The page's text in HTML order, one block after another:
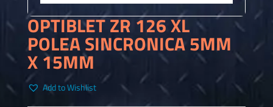
OPTIBLET ZR 126 XL
POLEA SINCRONICA 5MM
X 15MM
Add to Wishlist